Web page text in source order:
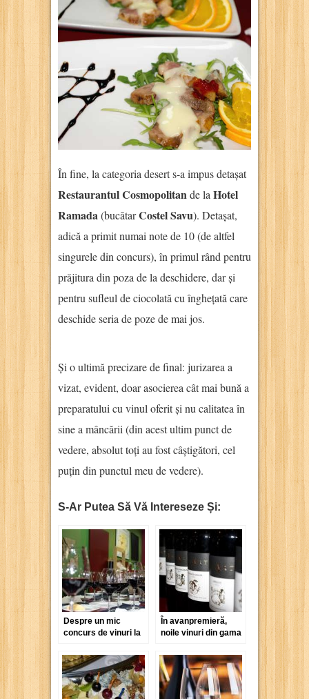
În fine, la categoria desert s-a impus detașat
Restaurantul Cosmopolitande la Hotel
Ramada(bucătarCostel Savu). Detașat,
adică a primit numai note de 10 (de altfel
singurele din concurs), în primul rând pentru
prăjitura din poza de la deschidere, dar și
pentru sufleul de ciocolată cu înghețată care
deschide seria de poze de mai jos.
Și o ultimă precizare de final: jurizarea a
vizat, evident, doar asocierea cât mai bună a
preparatului cu vinul oferit și nu calitatea în
sine a mâncării (din acest ultim punct de
vedere, absolut toți au fost câștigători, cel
puțin din punctul meu de vedere).
S-Ar Putea Să Vă Intereseze Și:
Despre un mic
concurs de vinuri la
numai
În avanpremieră,
noile vinuri din gama